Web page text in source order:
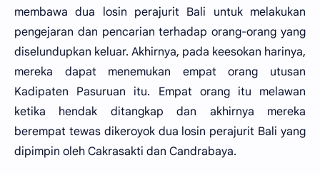
membawa dua losin perajurit Bali untuk melakukan
pengejaran dan pencarian terhadap orang-orang yang
diselundupkan keluar. Akhirnya, pada keesokan harinya,
mereka dapat menemukan empat orang utusan
Kadipaten Pasuruan itu. Empat orang itu melawan
ketika hendak ditangkap dan akhirnya mereka
berempat tewas dikeroyok dua losin perajurit Bali yang
dipimpin oleh Cakrasakti dan Candrabaya.